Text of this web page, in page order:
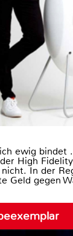
ewig bindet
High
In der
Geld gegen